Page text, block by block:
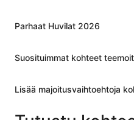
Parhaat Huvilat 2026
Suosituimmat kohteet
Lisää majoitusvaihtoehtoja